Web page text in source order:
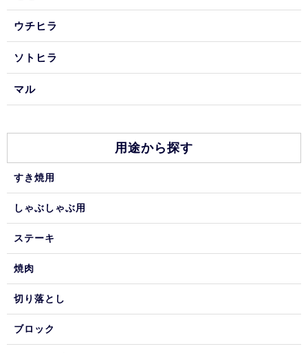
ウチヒラ
ソトヒラ
マル
用途から探す
すき焼用
しゃぶしゃぶ用
ステーキ
焼肉
切り落とし
ブロック